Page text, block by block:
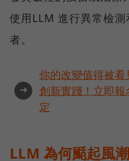
使用LLM 進行異常檢
者。
➜
你的改變值得被
創新實踐！立即
定
LLM 為何颳起風